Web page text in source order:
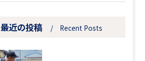
最近の投稿 Recent Posts